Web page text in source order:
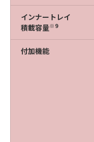
インナートレイ
積載容量※9
付加機能